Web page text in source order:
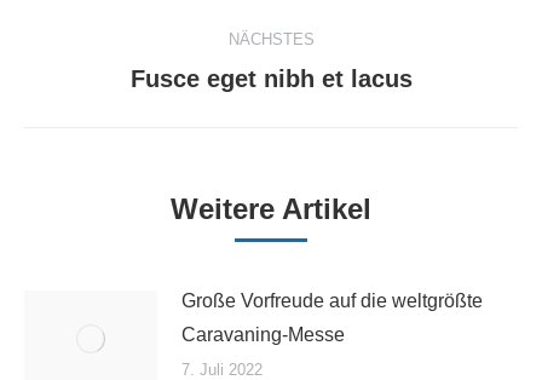
NÄCHSTES
Nächster
Fusce eget nibh et lacus
Weitere Artikel
Große Vorfreude auf die weltgrößte
Caravaning-Messe
7. Juli 2022